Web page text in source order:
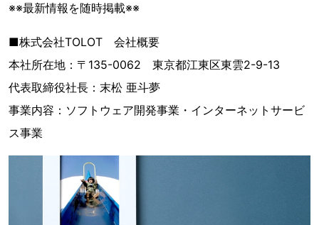
※※最新情報を随時掲載※※
■株式会社TOLOT 会社概要
本社所在地：〒135-0062 東京都江東区東雲2-9-13
代表取締役社長：末松 亜斗夢
事業内容：ソフトウェア開発事業・インターネットサービ
ス事業